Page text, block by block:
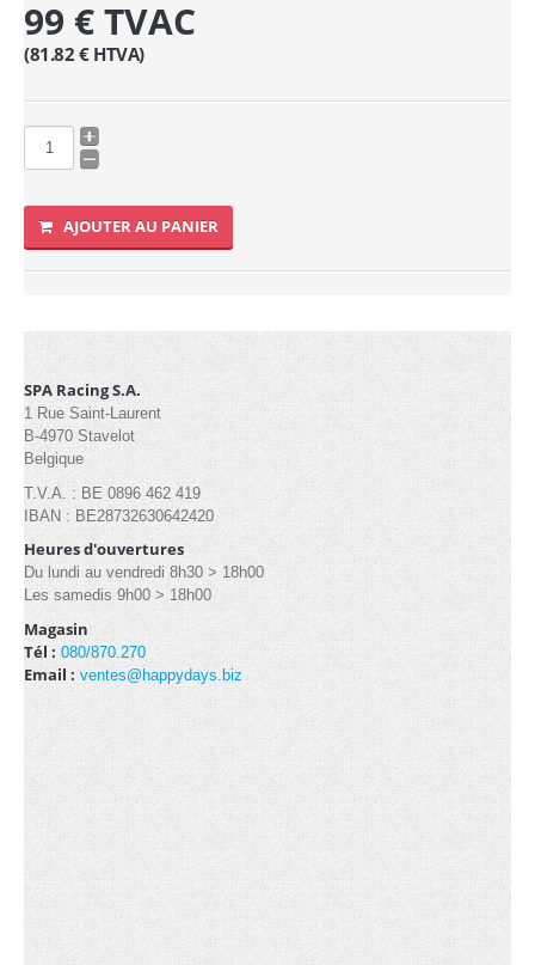
Industrielle
3mx2m (7)
3mx3m (8)
4mx4m (6)
6mx4m (4pieds) (7)
6m Hexagonale (6)
8mx4m (6)
Express
1.8x1.8m (1)
LOCATION
3x3m (3)
3x4.5m (3)
Arches (1)
3x6m (3)
Kit de côtés (2)
99 € TVAC
(81.82 € HTVA)
AJOUTER AU PANIER
SPA Racing S.A.
1 Rue Saint-Laurent
B-4970 Stavelot
Belgique
T.V.A. : BE 0896 462 419
IBAN : BE28732630642420
Heures d'ouvertures
Du lundi au vendredi 8h30 > 18h00
Les samedis 9h00 > 18h00
Magasin
Tél : 080/870.270
Email : ventes@happydays.biz